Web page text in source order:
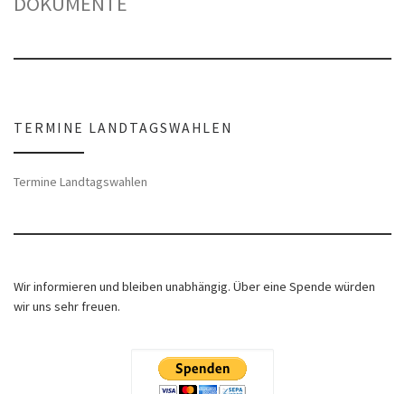
TERMINE LANDTAGSWAHLEN
Termine Landtagswahlen
Wir informieren und bleiben unabhängig. Über eine Spende würden
wir uns sehr freuen.